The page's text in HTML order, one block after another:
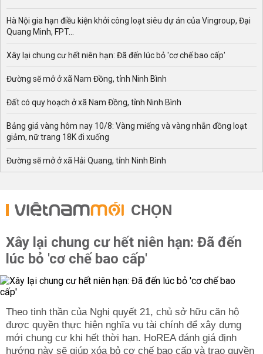
Hà Nội gia hạn điều kiện khởi công loạt siêu dự án của Vingroup, Đại
Quang Minh, FPT...
Xây lại chung cư hết niên hạn: Đã đến lúc bỏ 'cơ chế bao cấp'
Đường sẽ mở ở xã Nam Đồng, tỉnh Ninh Bình
Đất có quy hoạch ở xã Nam Đồng, tỉnh Ninh Bình
Bảng giá vàng hôm nay 10/8: Vàng miếng và vàng nhẫn đồng loạt
giảm, nữ trang 18K đi xuống
Đường sẽ mở ở xã Hải Quang, tỉnh Ninh Bình
CHỌN
Xây lại chung cư hết niên hạn: Đã đến
lúc bỏ 'cơ chế bao cấp'
Theo tinh thần của Nghị quyết 21, chủ sở hữu căn hộ
được quyền thực hiện nghĩa vụ tài chính để xây dựng
mới chung cư khi hết thời hạn. HoREA đánh giá định
hướng này sẽ giúp xóa bỏ cơ chế bao cấp và trao quyền